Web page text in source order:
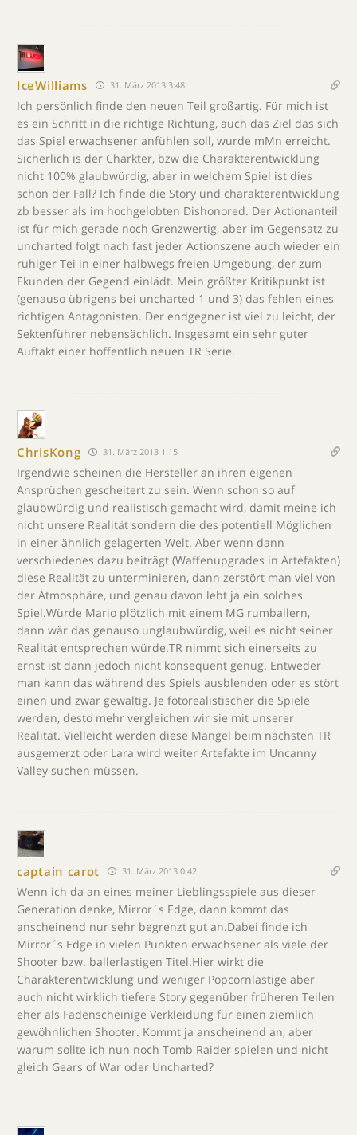
IceWilliams 31. März 2013 3:48
Ich persönlich finde den neuen Teil großartig. Für mich ist
es ein Schritt in die richtige Richtung, auch das Ziel das sich
das Spiel erwachsener anfühlen soll, wurde mMn erreicht.
Sicherlich is der Charkter, bzw die Charakterentwicklung
nicht 100% glaubwürdig, aber in welchem Spiel ist dies
schon der Fall? Ich finde die Story und charakterentwicklung
zb besser als im hochgelobten Dishonored. Der Actionanteil
ist für mich gerade noch Grenzwertig, aber im Gegensatz zu
uncharted folgt nach fast jeder Actionszene auch wieder ein
ruhiger Tei in einer halbwegs freien Umgebung, der zum
Ekunden der Gegend einlädt. Mein größter Kritikpunkt ist
(genauso übrigens bei uncharted 1 und 3) das fehlen eines
richtigen Antagonisten. Der endgegner ist viel zu leicht, der
Sektenführer nebensächlich. Insgesamt ein sehr guter
Auftakt einer hoffentlich neuen TR Serie.
ChrisKong 31. März 2013 1:15
Irgendwie scheinen die Hersteller an ihren eigenen
Ansprüchen gescheitert zu sein. Wenn schon so auf
glaubwürdig und realistisch gemacht wird, damit meine ich
nicht unsere Realität sondern die des potentiell Möglichen
in einer ähnlich gelagerten Welt. Aber wenn dann
verschiedenes dazu beiträgt (Waffenupgrades in Artefakten)
diese Realität zu unterminieren, dann zerstört man viel von
der Atmosphäre, und genau davon lebt ja ein solches
Spiel.Würde Mario plötzlich mit einem MG rumballern,
dann wär das genauso unglaubwürdig, weil es nicht seiner
Realität entsprechen würde.TR nimmt sich einerseits zu
ernst ist dann jedoch nicht konsequent genug. Entweder
man kann das während des Spiels ausblenden oder es stört
einen und zwar gewaltig. Je fotorealistischer die Spiele
werden, desto mehr vergleichen wir sie mit unserer
Realität. Vielleicht werden diese Mängel beim nächsten TR
ausgemerzt oder Lara wird weiter Artefakte im Uncanny
Valley suchen müssen.
captain carot 31. März 2013 0:42
Wenn ich da an eines meiner Lieblingsspiele aus dieser
Generation denke, Mirror´s Edge, dann kommt das
anscheinend nur sehr begrenzt gut an.Dabei finde ich
Mirror´s Edge in vielen Punkten erwachsener als viele der
Shooter bzw. ballerlastigen Titel.Hier wirkt die
Charakterentwicklung und weniger Popcornlastige aber
auch nicht wirklich tiefere Story gegenüber früheren Teilen
eher als Fadenscheinige Verkleidung für einen ziemlich
gewöhnlichen Shooter. Kommt ja anscheinend an, aber
warum sollte ich nun noch Tomb Raider spielen und nicht
gleich Gears of War oder Uncharted?